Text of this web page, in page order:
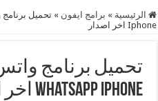
الرئيسية » برامج ايفون »
Iphone اخر اصدار
WhatsApp Iphone اخر اصدار